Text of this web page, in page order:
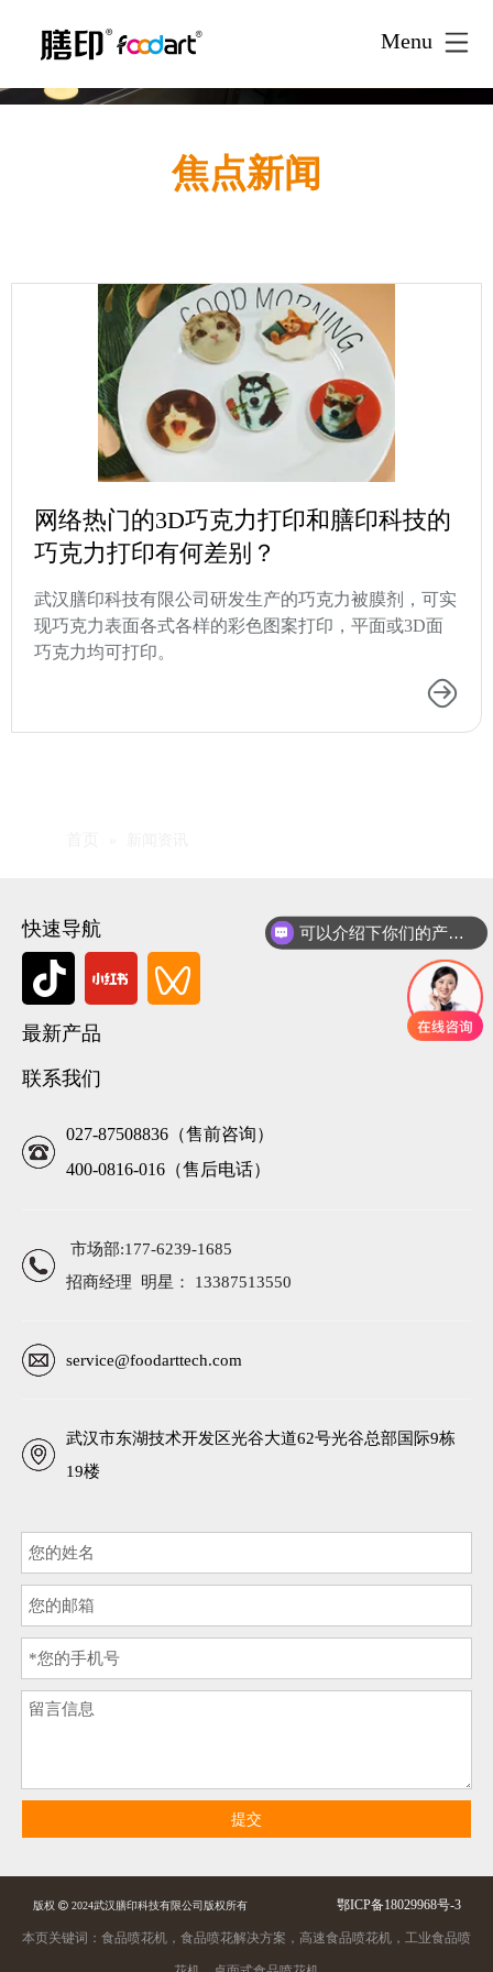
Menu
焦点新闻
网络热门的3D巧克力打印和膳印科技的
巧克力打印有何差别？
武汉膳印科技有限公司研发生产的巧克力被膜剂，可实
现巧克力表面各式各样的彩色图案打印，平面或3D面
巧克力均可打印。
快速导航
最新产品
联系我们
027-87508836（售前咨询）
400-0816-016（售后电话）
市场部:177-6239-1685
招商经理 明星： 13387513550
service@foodarttech.com
武汉市东湖技术开发区光谷大道62号光谷总部国际9栋
19楼
提交
版权  2024武汉膳印科技有限公司版权所有 鄂ICP备18029968号-3
本页关键词：食品喷花机，食品喷花解决方案，高速食品喷花机，工业食品喷
可以介绍下你们的产品么